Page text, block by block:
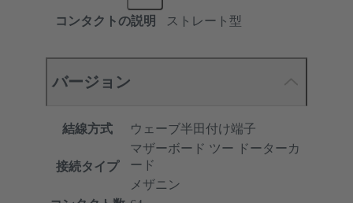
コンタクトの説明 ストレート型
バージョン
結線方式 ウェーブ半田付け端子
接続タイプ
マザーボード ツー ドーターカ
ード
メザニン